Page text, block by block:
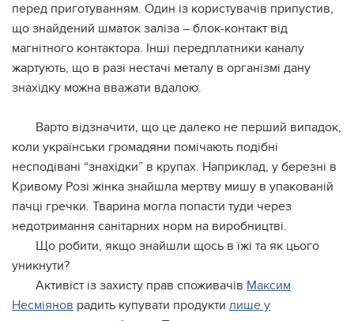
перед приготуванням. Один із користувачів припустив,
що знайдений шматок заліза – блок-контакт від
магнітного контактора. Інші передплатники каналу
жартують, що в разі нестачі металу в організмі дану
знахідку можна вважати вдалою.
Варто відзначити, що це далеко не перший випадок,
коли українськи громадяни помічають подібні
несподівані “знахідки” в крупах. Наприклад, у березні в
Кривому Розі жінка знайшла мертву мишу в упакованій
пачці гречки. Тварина могла попасти туди через
недотримання санітарних норм на виробництві.
Що робити, якщо знайшли щось в їжі та як цього
уникнути?
Активіст із захисту прав споживачів Максим
Несміянов радить купувати продукти лише у